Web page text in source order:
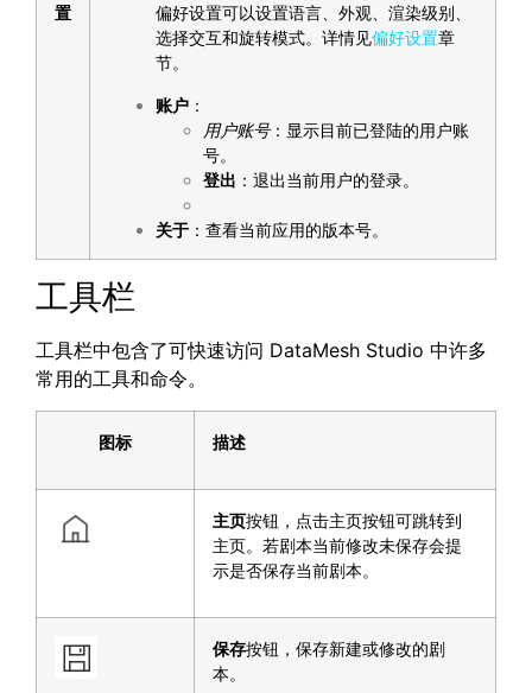
置
偏好设置可以设置语言、外观、渲染级别、
选择交互和旋转模式。详情见偏好设置章
节。
账户 ：
用户账号：显示目前已登陆的用户账
号。
登出 ：退出当前用户的登录。
关于 ：查看当前应用的版本号。
工具栏
工具栏中包含了可快速访问 DataMesh Studio 中许多
常用的工具和命令。
图标 描述
主页按钮，点击主页按钮可跳转到
主页。若剧本当前修改未保存会提
示是否保存当前剧本。
保存按钮，保存新建或修改的剧
本。